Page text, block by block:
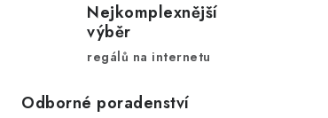
Nejkomplexnější
výběr
regálů na internetu
Odborné poradenství